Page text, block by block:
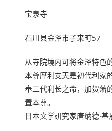
宝泉寺
石川县金泽市子来町57
从寺院境内可将金泽特色
本尊摩利支天是初代利家
奉二代利长之命，加贺藩
置本尊。
日本文学研究家唐纳德·基